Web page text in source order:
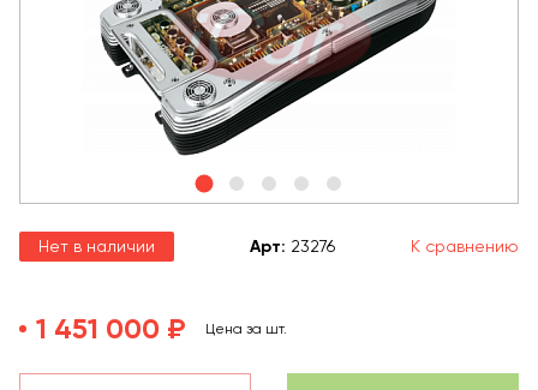
Нет в наличии Арт: 23276 К сравнению
1 451 000 ₽ Цена за шт.